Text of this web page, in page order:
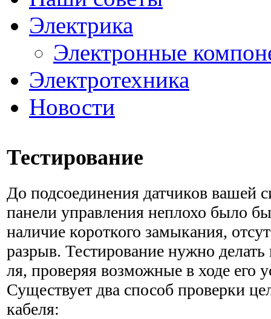
Электрика
Электронные
Электротехника
Новости
Тестирование
До подсоединения датчиков вашей
панели управления неплохо было
наличие короткого замыкания,
разрыв. Тестирование нужно
ля, проверяя возможные в ходе его
Существует два способ проверки
кабеля: